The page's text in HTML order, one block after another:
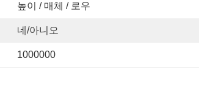
높이 / 매체 / 로우
네/아니오
1000000